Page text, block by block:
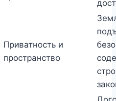
Приватность и
пространство